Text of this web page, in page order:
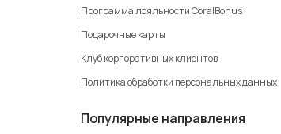
Программа лояльности CoralBonus
Подарочные карты
Клуб корпоративных клиентов
Политика обработки персональных данных
Популярные направления